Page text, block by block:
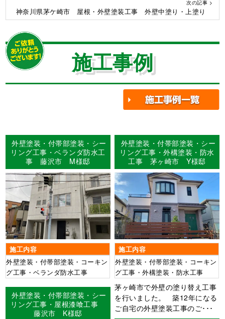
次の記事 >
神奈川県茅ケ崎市 屋根・外壁塗装工事 外壁中塗り・上塗り
施工事例
外壁塗装・付帯部塗装・シー
リング工事・ベランダ防水工
事 藤沢市 M様邸
施工内容
外壁塗装・付帯部塗装・コーキン
グ工事・ベランダ防水工事
外壁塗装・付帯部塗装・シー
リング工事・外構塗装・防水
工事 茅ヶ崎市 Y様邸
施工内容
外壁塗装・付帯部塗装・コーキン
グ工事・外構塗装・防水工事
茅ヶ崎市で外壁の塗り替え工事
を行いました。 築12年になる
ご自宅の外壁塗装工事のご･･･
外壁塗装・付帯部塗装・シー
リング工事・屋根漆喰工事
藤沢市 K様邸